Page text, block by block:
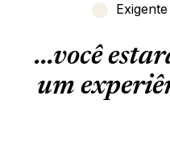
Exigente
...você
um